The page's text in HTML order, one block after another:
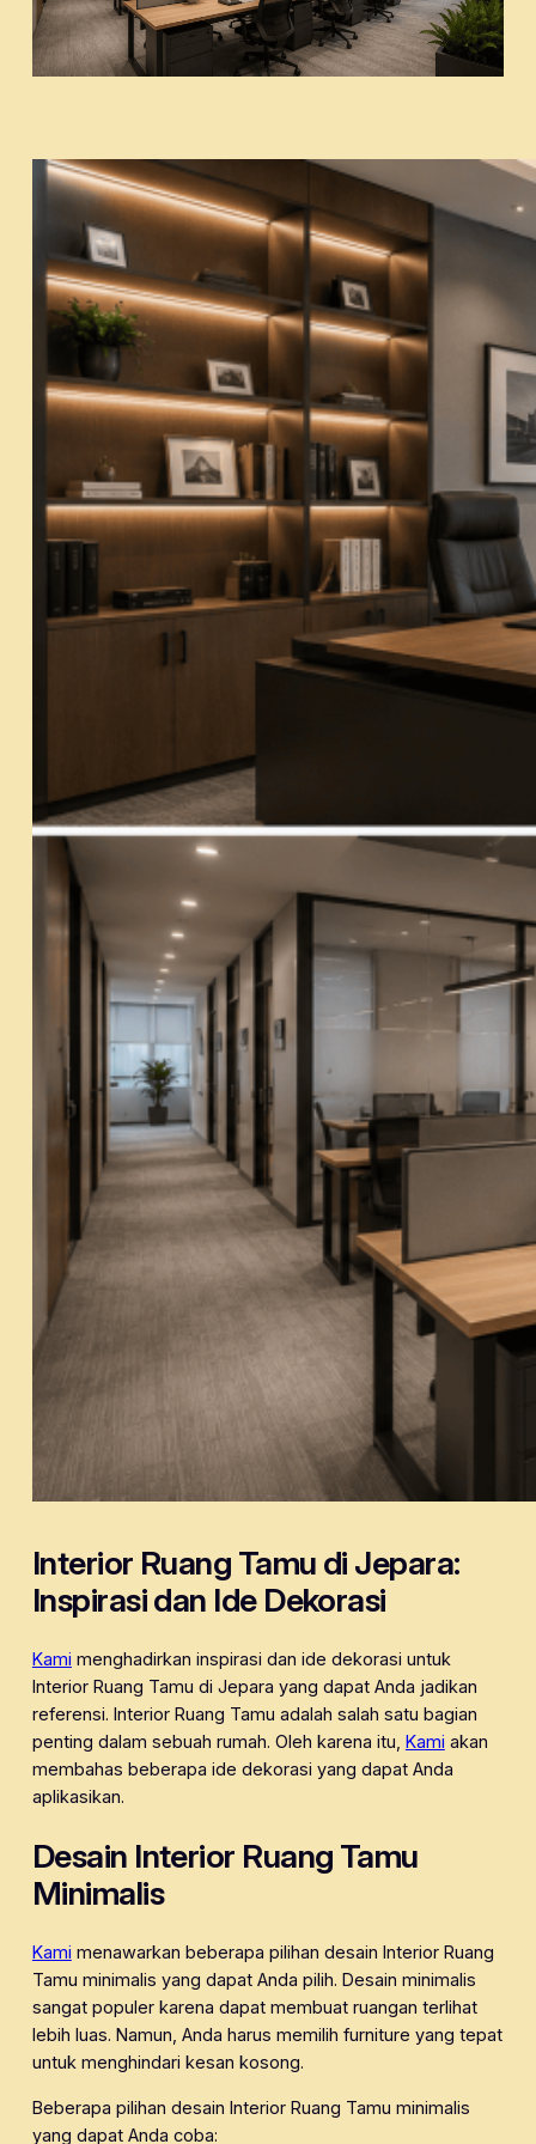
Interior Ruang Tamu di Jepara:
Inspirasi dan Ide Dekorasi
Kami menghadirkan inspirasi dan ide dekorasi untuk
Interior Ruang Tamu di Jepara yang dapat Anda jadikan
referensi. Interior Ruang Tamu adalah salah satu bagian
penting dalam sebuah rumah. Oleh karena itu, Kami akan
membahas beberapa ide dekorasi yang dapat Anda
aplikasikan.
Desain Interior Ruang Tamu
Minimalis
Kami menawarkan beberapa pilihan desain Interior Ruang
Tamu minimalis yang dapat Anda pilih. Desain minimalis
sangat populer karena dapat membuat ruangan terlihat
lebih luas. Namun, Anda harus memilih furniture yang tepat
untuk menghindari kesan kosong.
Beberapa pilihan desain Interior Ruang Tamu minimalis
yang dapat Anda coba: